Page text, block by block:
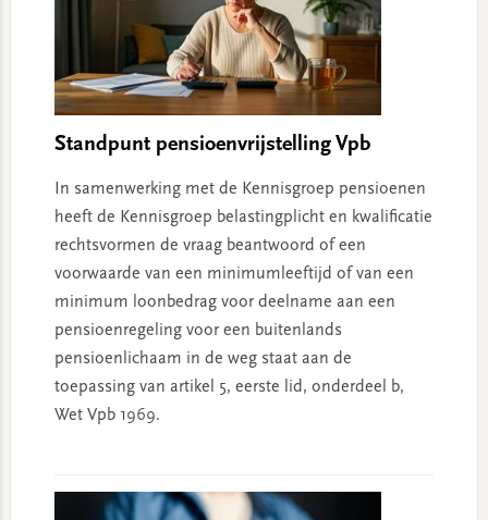
Standpunt pensioenvrijstelling Vpb
In samenwerking met de Kennisgroep pensioenen
heeft de Kennisgroep belastingplicht en kwalificatie
rechtsvormen de vraag beantwoord of een
voorwaarde van een minimumleeftijd of van een
minimum loonbedrag voor deelname aan een
pensioenregeling voor een buitenlands
pensioenlichaam in de weg staat aan de
toepassing van artikel 5, eerste lid, onderdeel b,
Wet Vpb 1969.